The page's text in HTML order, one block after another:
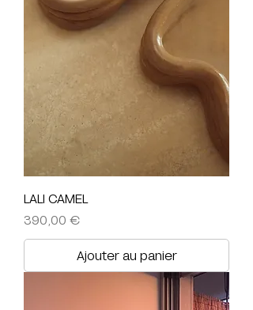
LALI CAMEL
Prix
390,00 €
Ajouter au panier